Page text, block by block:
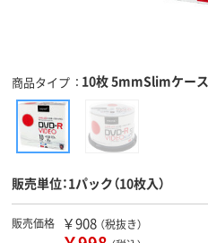
商品タイプ 10枚 5mmSlimケース
販売単位：1パック（10枚入）
販売価格 ￥908 （税抜き）